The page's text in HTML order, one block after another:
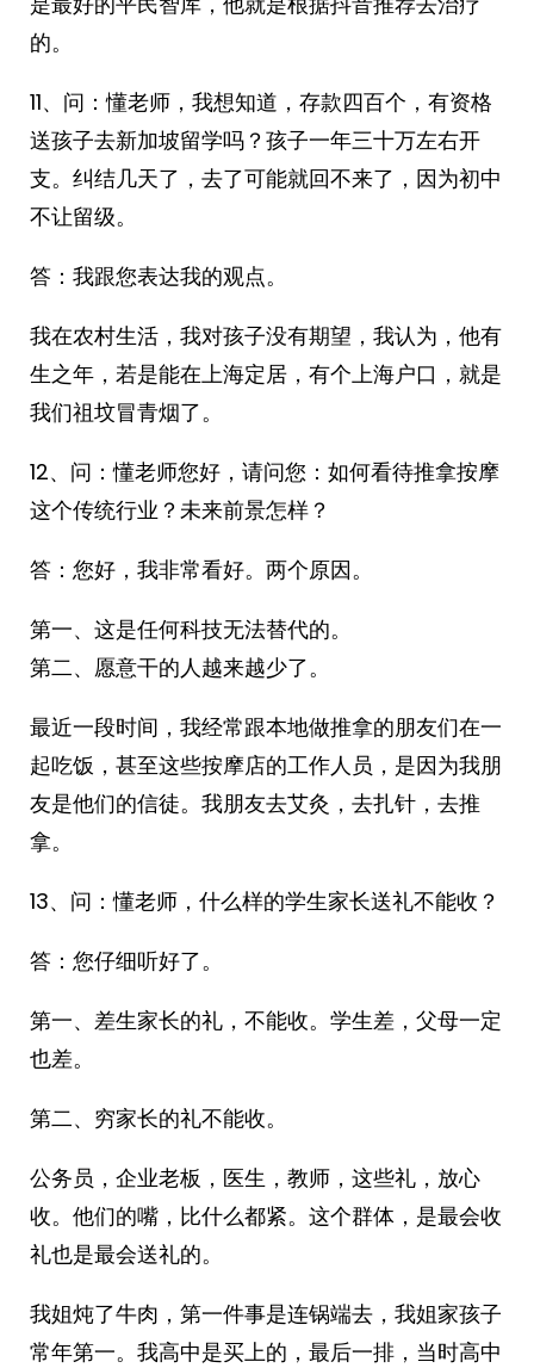
的。
11、问：懂老师，我想知道，存款四百个，有资格
送孩子去新加坡留学吗？孩子一年三十万左右开
支。纠结几天了，去了可能就回不来了，因为初中
不让留级。
答：我跟您表达我的观点。
我在农村生活，我对孩子没有期望，我认为，他有
生之年，若是能在上海定居，有个上海户口，就是
我们祖坟冒青烟了。
12、问：懂老师您好，请问您：如何看待推拿按摩
这个传统行业？未来前景怎样？
答：您好，我非常看好。两个原因。
第一、这是任何科技无法替代的。
第二、愿意干的人越来越少了。
最近一段时间，我经常跟本地做推拿的朋友们在一
起吃饭，甚至这些按摩店的工作人员，是因为我朋
友是他们的信徒。我朋友去艾灸，去扎针，去推
拿。
13、问：懂老师，什么样的学生家长送礼不能收？
答：您仔细听好了。
第一、差生家长的礼，不能收。学生差，父母一定
也差。
第二、穷家长的礼不能收。
公务员，企业老板，医生，教师，这些礼，放心
收。他们的嘴，比什么都紧。这个群体，是最会收
礼也是最会送礼的。
我姐炖了牛肉，第一件事是连锅端去，我姐家孩子
常年第一。我高中是买上的，最后一排，当时高中